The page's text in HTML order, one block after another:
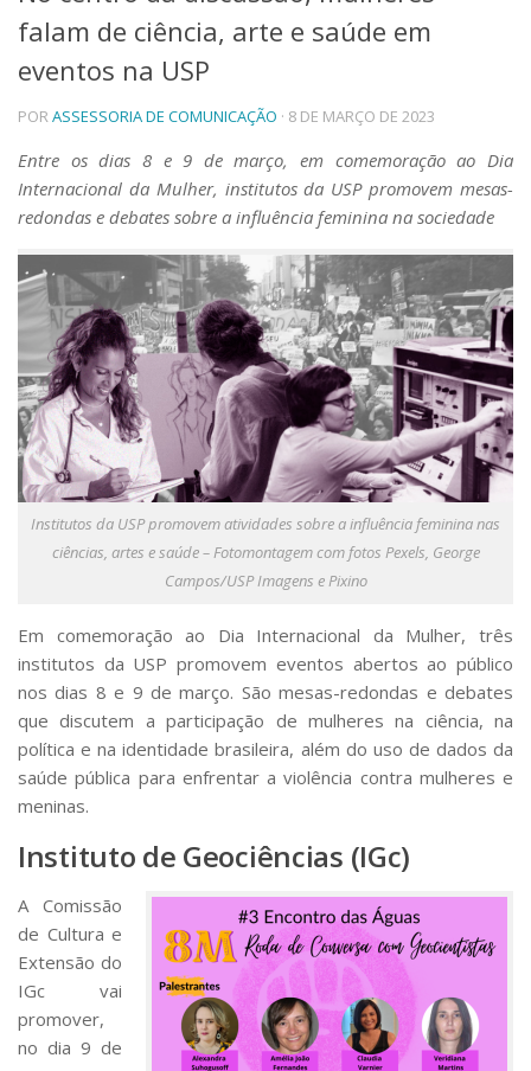
Telefones e Mapas
Pessoas
Ensino
Graduação
Educação a distância
Cursos de Extensão
Pesquisa e Inovação
Linhas de Pesquisa
Centros, Núcleos e Projetos em Rede
Pós-doutorado
Iniciação Científica
Transferência de Tecnologia
Empresas Juniores
Extensão à Comunidade
Projetos, Programas e Cursos
Artes, Cultura e Esportes
Museus e Espaços Interativos
Serviços
Segurança, Trânsito e Prevenção
RH, Administrativo e Financeiro
Outros serviços
Comunicação
Assessorias e Mídias
Aplicativos e Sites
Jornal da USP
Defesa de Teses
falam de ciência, arte e saúde em
eventos na USP
PORASSESSORIA DE COMUNICAÇÃO · 8 DE MARÇO DE 2023
Entre os dias 8 e 9 de março, em comemoração ao Dia
Internacional da Mulher, institutos da USP promovem mesas-
redondas e debates sobre a influência feminina na sociedade
Institutos da USP promovem atividades sobre a influência feminina nas
ciências, artes e saúde – Fotomontagem com fotos Pexels, George
Campos/USP Imagens e Pixino
Em comemoração ao Dia Internacional da Mulher, três
institutos da USP promovem eventos abertos ao público
nos dias 8 e 9 de março. São mesas-redondas e debates
que discutem a participação de mulheres na ciência, na
política e na identidade brasileira, além do uso de dados da
saúde pública para enfrentar a violência contra mulheres e
meninas.
Instituto de Geociências (IGc)
A Comissão
de Cultura e
Extensão do
IGc vai
promover,
no dia 9 de